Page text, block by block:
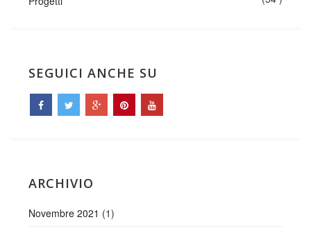
SEGUICI ANCHE SU
ARCHIVIO
Novembre 2021 (1)